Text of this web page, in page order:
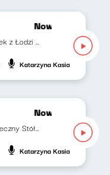
Nowy świt
Katarzyna Kasia
Nowy świt
- Jutro ''Świąteczny Stół Pajacyka'' -...
Katarzyna Kasia